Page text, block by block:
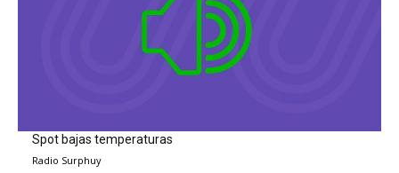
Spot bajas temperaturas
Radio Surphuy